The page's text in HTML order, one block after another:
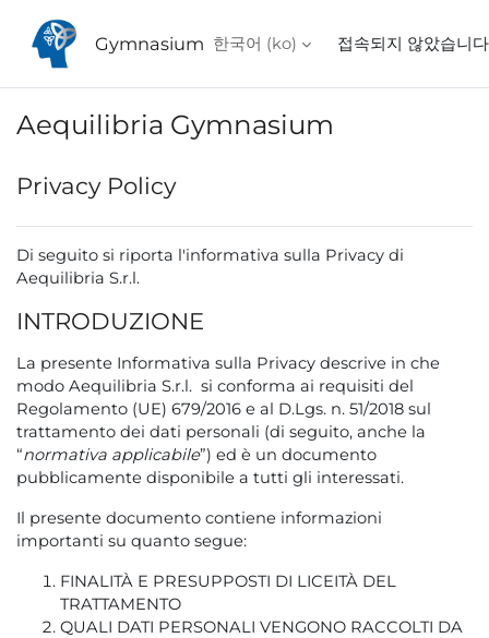
Gymnasium 한국어 ‎(ko)‎ 접속되지 않았습니
Aequilibria Gymnasium
Privacy Policy
Di seguito si riporta l'informativa sulla Privacy di
Aequilibria S.r.l.
INTRODUZIONE
La presente Informativa sulla Privacy descrive in che
modo Aequilibria S.r.l. si conforma ai requisiti del
Regolamento (UE) 679/2016 e al D.Lgs. n. 51/2018 sul
trattamento dei dati personali (di seguito, anche la
“normativa applicabile”) ed è un documento
pubblicamente disponibile a tutti gli interessati.
Il presente documento contiene informazioni
importanti su quanto segue:
FINALITÀ E PRESUPPOSTI DI LICEITÀ DEL
TRATTAMENTO
QUALI DATI PERSONALI VENGONO RACCOLTI DA